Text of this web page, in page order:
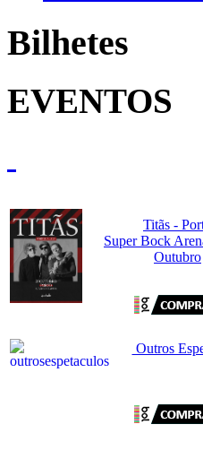
Bilhetes
EVENTOS
Titãs -
Super Bock
Outubro
Outros